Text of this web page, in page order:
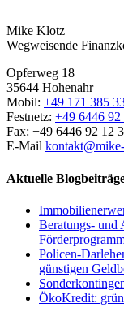
Mike Klotz
Wegweisende
Opferweg 18
35644 Hohenahr
Mobil: +49 171 385
Festnetz: +49 6446 92
Fax: +49 6446 92 12
E-Mail
Aktuelle
Beratungs-
Policen-
günstigen
ÖkoKredit: